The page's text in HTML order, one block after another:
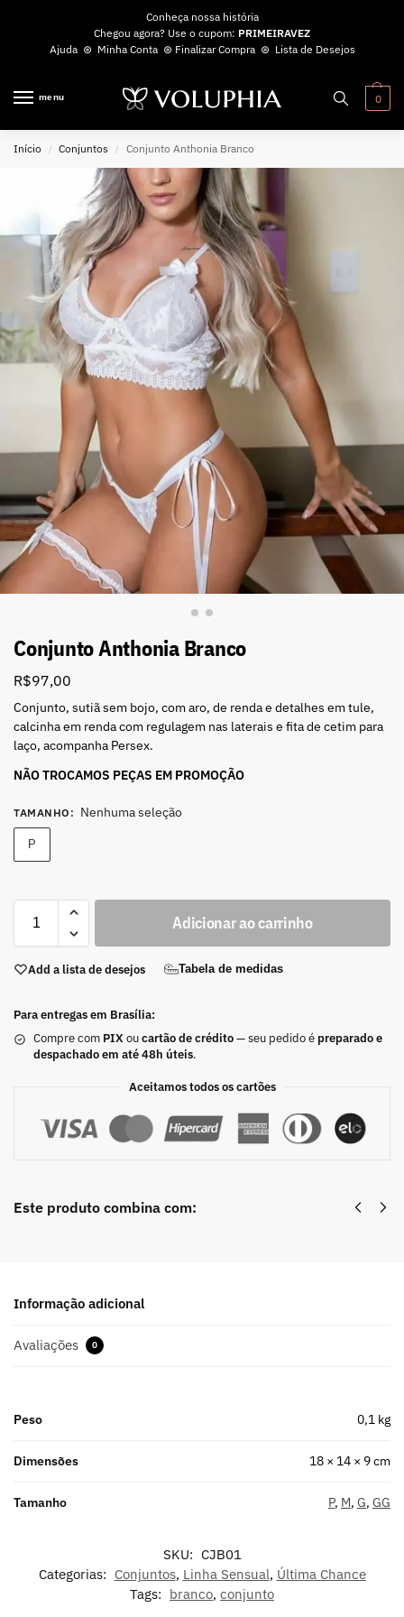
Conheça nossa história
Chegou agora? Use o cupom: PRIMEIRAVEZ
Ajuda⊛ Minha Conta⊛ Finalizar Compra⊛ Lista de Desejos
menu 0
Início / Conjuntos / Conjunto Anthonia Branco
Conjunto Anthonia Branco
R$97,00
Conjunto, sutiã sem bojo, com aro, de renda e detalhes em tule,
calcinha em renda com regulagem nas laterais e fita de cetim para
laço, acompanha Persex.
NÃO TROCAMOS PEÇAS EM PROMOÇÃO
TAMANHO : Nenhuma seleção
P
Adicionar ao carrinho
Add a lista de desejos Tabela de medidas
Para entregas em Brasília:
Compre com PIX oucartão de crédito— seu pedido é preparado e
despachado em até 48h úteis.
Aceitamos todos os cartões
Este produto combina com:
Informação adicional
Avaliações 0
Peso 0,1 kg
Dimensões 18 × 14 × 9 cm
Tamanho P, M, G, GG
SKU: CJB01
Categorias: Conjuntos, Linha Sensual, Última Chance
Tags: branco, conjunto